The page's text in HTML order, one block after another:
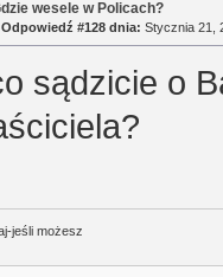
wesele w Policach?
Odpowiedź #128 dnia: Stycznia 21,
sądzicie o
jeśli możesz